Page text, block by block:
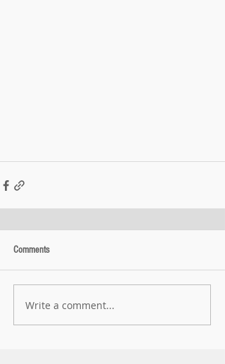
Comments
Write a comment...